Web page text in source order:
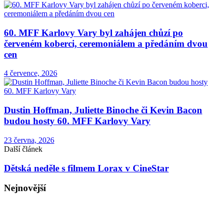
60. MFF Karlovy Vary byl zahájen chůzí po
červeném koberci, ceremoniálem a předáním dvou
cen
4 července, 2026
Dustin Hoffman, Juliette Binoche či Kevin Bacon
budou hosty 60. MFF Karlovy Vary
23 června, 2026
Další článek
Dětská neděle s filmem Lorax v CineStar
Nejnovější